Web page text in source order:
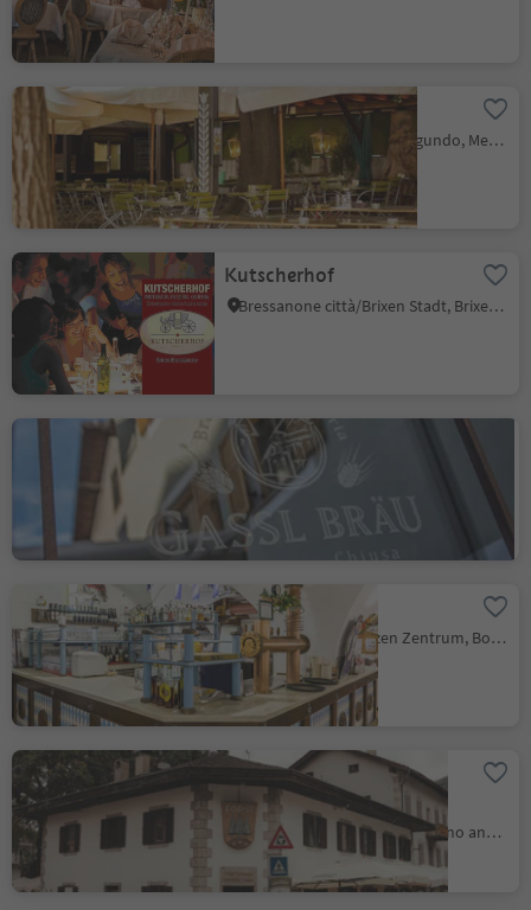
Giardino Forst GmbH
Foresta/Forst, Algund/Lagundo, Meran/Merano and environs
Kutscherhof
Bressanone città/Brixen Stadt, Brixen/Bressanone, Brixen/Bressanone and environs
Beerhouse-Restaurant
Gasslbräu
Paulaner Stuben
Bolzano Centro/Bozen Zentrum, Bolzano/Bozen, Bolzano/Bozen and environs
Restaurant Pizzeria
Forsterbräu Lana
Lana/Lana, Lana, Meran/Merano and environs